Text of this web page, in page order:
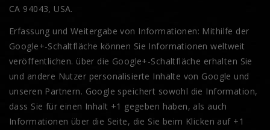
CA 94043, USA.
Erfassung und Weitergabe von Informationen: Mithilfe der
Google+-Schaltfläche können Sie Informationen weltweit
veröffentlichen. über die Google+-Schaltfläche erhalten Sie
und andere Nutzer personalisierte Inhalte von Google und
unseren Partnern. Google speichert sowohl die Information,
dass Sie für einen Inhalt +1 gegeben haben, als auch
Informationen über die Seite, die Sie beim Klicken auf +1